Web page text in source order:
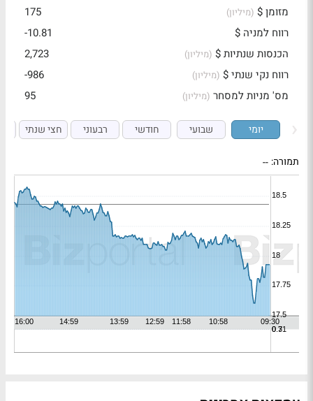
מזומן $ (מיליון)
175
רווח למניה $
-10.81
הכנסות שנתיות $ (מיליון)
2,723
רווח נקי שנתי $ (מיליון)
-986
מס' מניות למסחר (מיליון) 95
יומי שבועי חודשי רבעוני חצי שנתי
תמורה: --